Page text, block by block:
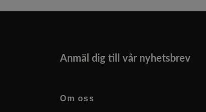
Anmäl dig till vår nyhetsbrev
Om oss